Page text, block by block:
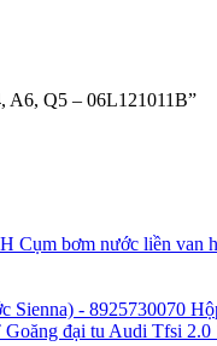
A6, Q5 – 06L121011B”
Cụm bơm nước liền van
Goăng đại tu Audi Tfsi